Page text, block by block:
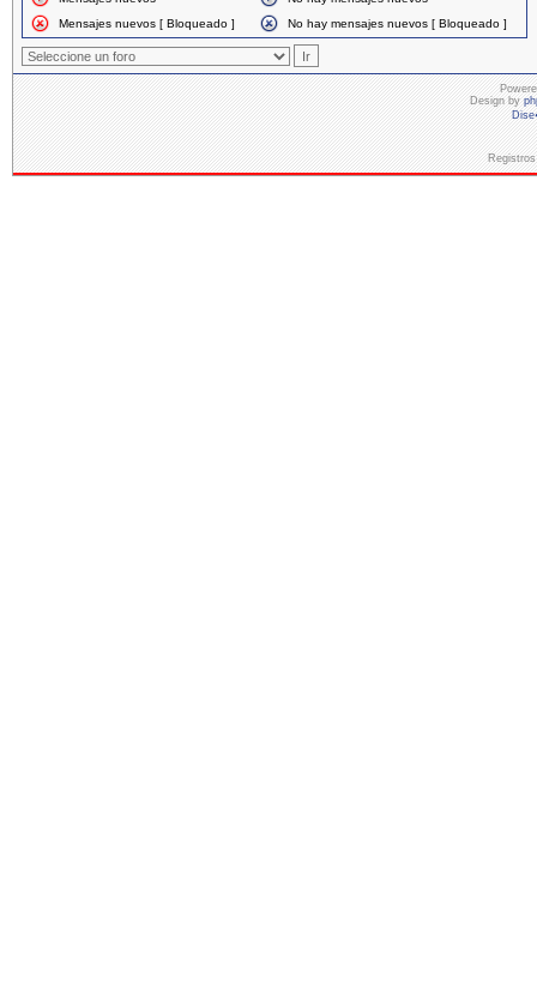
Mensajes nuevos [ Bloqueado ]
No hay mensajes nuevos [ Bloqueado ]
Design by